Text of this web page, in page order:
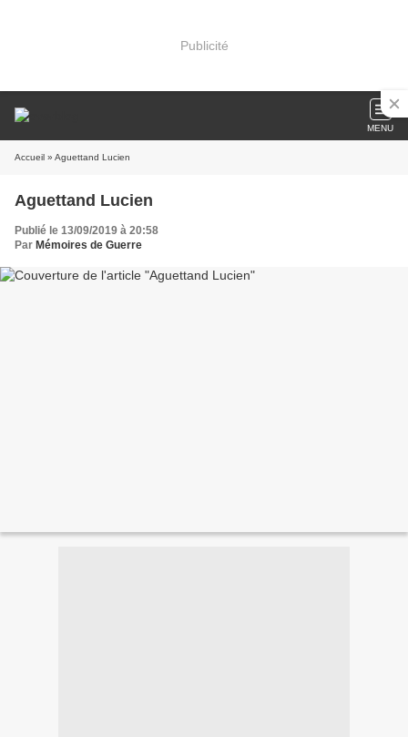
Publicité
MENU
Accueil » Aguettand Lucien
Aguettand Lucien
Publié le 13/09/2019 à 20:58
Par Mémoires de Guerre